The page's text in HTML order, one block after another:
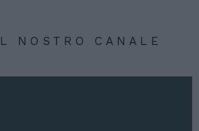
NOSTRO CANALE